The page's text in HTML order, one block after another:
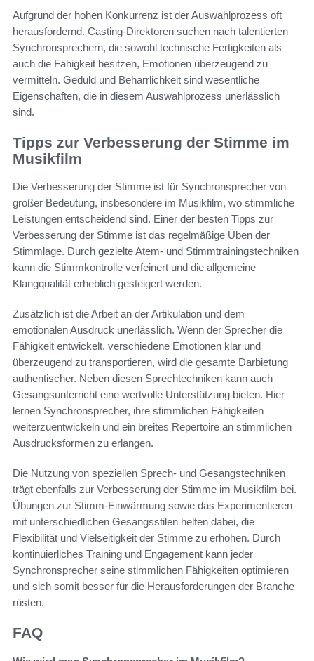
Aufgrund der hohen Konkurrenz ist der Auswahlprozess oft
herausfordernd. Casting-Direktoren suchen nach talentierten
Synchronsprechern, die sowohl technische Fertigkeiten als
auch die Fähigkeit besitzen, Emotionen überzeugend zu
vermitteln. Geduld und Beharrlichkeit sind wesentliche
Eigenschaften, die in diesem Auswahlprozess unerlässlich
sind.
Tipps zur Verbesserung der Stimme im
Musikfilm
Die Verbesserung der Stimme ist für Synchronsprecher von
großer Bedeutung, insbesondere im Musikfilm, wo stimmliche
Leistungen entscheidend sind. Einer der besten Tipps zur
Verbesserung der Stimme ist das regelmäßige Üben der
Stimmlage. Durch gezielte Atem- und Stimmtrainingstechniken
kann die Stimmkontrolle verfeinert und die allgemeine
Klangqualität erheblich gesteigert werden.
Zusätzlich ist die Arbeit an der Artikulation und dem
emotionalen Ausdruck unerlässlich. Wenn der Sprecher die
Fähigkeit entwickelt, verschiedene Emotionen klar und
überzeugend zu transportieren, wird die gesamte Darbietung
authentischer. Neben diesen Sprechtechniken kann auch
Gesangsunterricht eine wertvolle Unterstützung bieten. Hier
lernen Synchronsprecher, ihre stimmlichen Fähigkeiten
weiterzuentwickeln und ein breites Repertoire an stimmlichen
Ausdrucksformen zu erlangen.
Die Nutzung von speziellen Sprech- und Gesangstechniken
trägt ebenfalls zur Verbesserung der Stimme im Musikfilm bei.
Übungen zur Stimm-Einwärmung sowie das Experimentieren
mit unterschiedlichen Gesangsstilen helfen dabei, die
Flexibilität und Vielseitigkeit der Stimme zu erhöhen. Durch
kontinuierliches Training und Engagement kann jeder
Synchronsprecher seine stimmlichen Fähigkeiten optimieren
und sich somit besser für die Herausforderungen der Branche
rüsten.
FAQ